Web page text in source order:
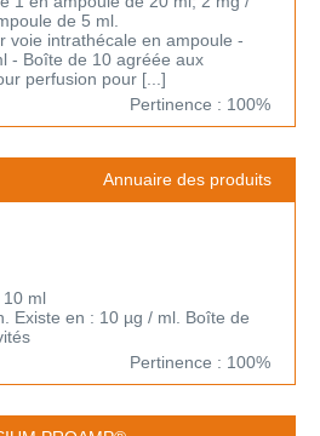
de 5 ml.
voie intrathécale en ampoule -
- Boîte de 10 agréée aux
perfusion pour [...]
Pertinence : 100%
Annuaire des produits
10 ml
Existe en : 10 µg / ml. Boîte de
Pertinence : 100%